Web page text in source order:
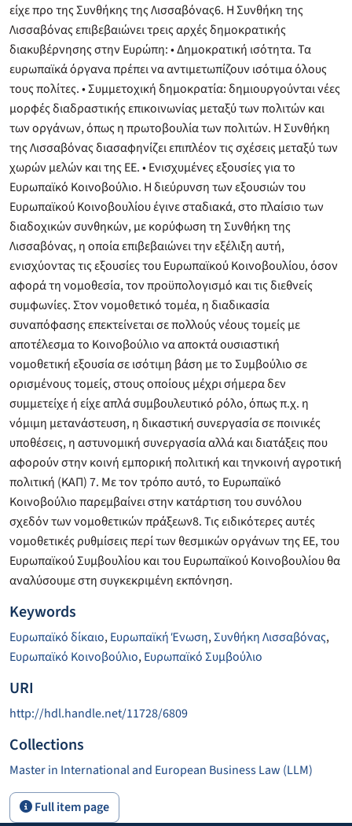
είχε προ της Συνθήκης της Λισσαβόνας6. Η Συνθήκη της
Λισσαβόνας επιβεβαιώνει τρεις αρχές δημοκρατικής
διακυβέρνησης στην Ευρώπη: • Δημοκρατική ισότητα. Τα
ευρωπαϊκά όργανα πρέπει να αντιμετωπίζουν ισότιμα όλους
τους πολίτες. • Συμμετοχική δημοκρατία: δημιουργούνται νέες
μορφές διαδραστικής επικοινωνίας μεταξύ των πολιτών και
των οργάνων, όπως η πρωτοβουλία των πολιτών. Η Συνθήκη
της Λισσαβόνας διασαφηνίζει επιπλέον τις σχέσεις μεταξύ των
χωρών μελών και της ΕΕ. • Ενισχυμένες εξουσίες για το
Ευρωπαϊκό Κοινοβούλιο. Η διεύρυνση των εξουσιών του
Ευρωπαϊκού Κοινοβουλίου έγινε σταδιακά, στο πλαίσιο των
διαδοχικών συνθηκών, με κορύφωση τη Συνθήκη της
Λισσαβόνας, η οποία επιβεβαιώνει την εξέλιξη αυτή,
ενισχύοντας τις εξουσίες του Ευρωπαϊκού Κοινοβουλίου, όσον
αφορά τη νομοθεσία, τον προϋπολογισμό και τις διεθνείς
συμφωνίες. Στον νομοθετικό τομέα, η διαδικασία
συναπόφασης επεκτείνεται σε πολλούς νέους τομείς με
αποτέλεσμα το Κοινοβούλιο να αποκτά ουσιαστική
νομοθετική εξουσία σε ισότιμη βάση με το Συμβούλιο σε
ορισμένους τομείς, στους οποίους μέχρι σήμερα δεν
συμμετείχε ή είχε απλά συμβουλευτικό ρόλο, όπως π.χ. η
νόμιμη μετανάστευση, η δικαστική συνεργασία σε ποινικές
υποθέσεις, η αστυνομική συνεργασία αλλά και διατάξεις που
αφορούν στην κοινή εμπορική πολιτική και τηνκοινή αγροτική
πολιτική (ΚΑΠ) 7. Με τον τρόπο αυτό, το Ευρωπαϊκό
Κοινοβούλιο παρεμβαίνει στην κατάρτιση του συνόλου
σχεδόν των νομοθετικών πράξεων8. Τις ειδικότερες αυτές
νομοθετικές ρυθμίσεις περί των θεσμικών οργάνων της ΕΕ, του
Ευρωπαϊκού Συμβουλίου και του Ευρωπαϊκού Κοινοβουλίου θα
αναλύσουμε στη συγκεκριμένη εκπόνηση.
Keywords
Ευρωπαϊκό δίκαιο,Ευρωπαϊκή Ένωση,Συνθήκη Λισσαβόνας,
Ευρωπαϊκό Κοινοβούλιο,Ευρωπαϊκό Συμβούλιο
URI
http://hdl.handle.net/11728/6809
Collections
Master in International and European Business Law (LLM)
Full item page